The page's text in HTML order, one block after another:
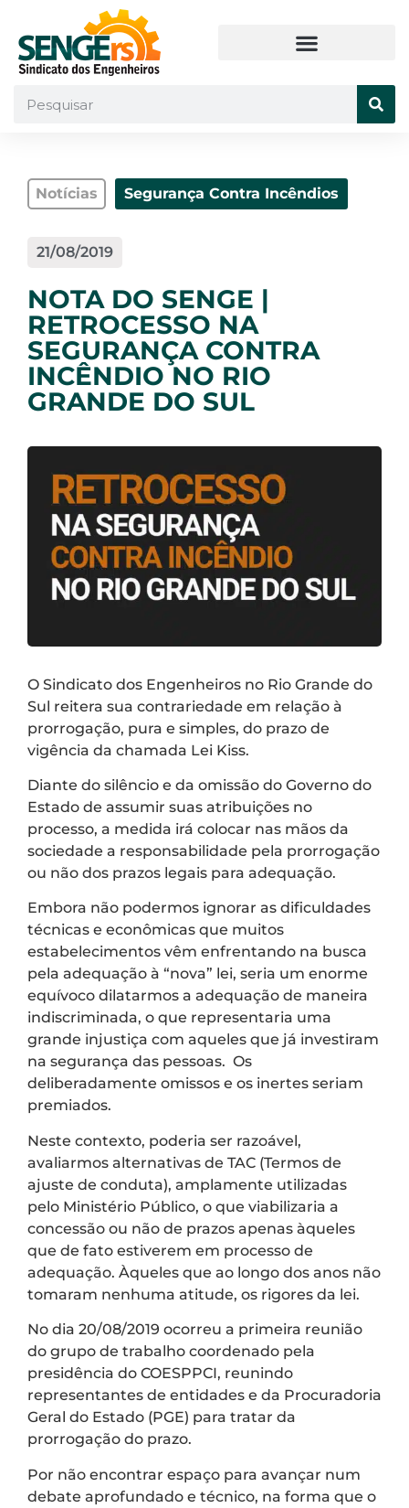
Notícias Segurança Contra Incêndios
21/08/2019
NOTA DO SENGE |
RETROCESSO NA
SEGURANÇA CONTRA
INCÊNDIO NO RIO
GRANDE DO SUL
O Sindicato dos Engenheiros no Rio Grande do
Sul reitera sua contrariedade em relação à
prorrogação, pura e simples, do prazo de
vigência da chamada Lei Kiss.
Diante do silêncio e da omissão do Governo do
Estado de assumir suas atribuições no
processo, a medida irá colocar nas mãos da
sociedade a responsabilidade pela prorrogação
ou não dos prazos legais para adequação.
Embora não podermos ignorar as dificuldades
técnicas e econômicas que muitos
estabelecimentos vêm enfrentando na busca
pela adequação à “nova” lei, seria um enorme
equívoco dilatarmos a adequação de maneira
indiscriminada, o que representaria uma
grande injustiça com aqueles que já investiram
na segurança das pessoas. Os
deliberadamente omissos e os inertes seriam
premiados.
Neste contexto, poderia ser razoável,
avaliarmos alternativas de TAC (Termos de
ajuste de conduta), amplamente utilizadas
pelo Ministério Público, o que viabilizaria a
concessão ou não de prazos apenas àqueles
que de fato estiverem em processo de
adequação. Àqueles que ao longo dos anos não
tomaram nenhuma atitude, os rigores da lei.
No dia 20/08/2019 ocorreu a primeira reunião
do grupo de trabalho coordenado pela
presidência do COESPPCI, reunindo
representantes de entidades e da Procuradoria
Geral do Estado (PGE) para tratar da
prorrogação do prazo.
Por não encontrar espaço para avançar num
debate aprofundado e técnico, na forma que o